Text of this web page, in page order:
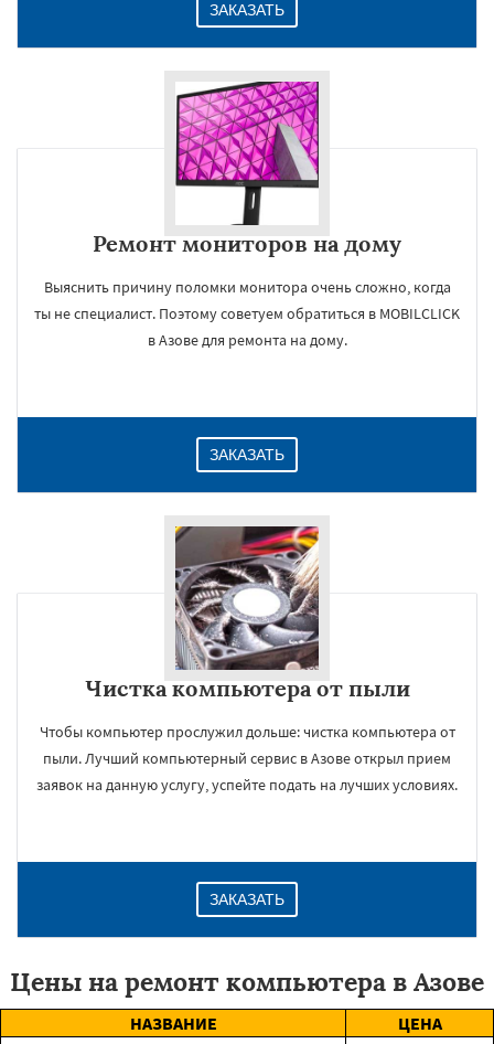
ЗАКАЗАТЬ
Ремонт мониторов на дому
Выяснить причину поломки монитора очень сложно, когда
ты не специалист. Поэтому советуем обратиться в MOBILCLICK
в Азове для ремонта на дому.
ЗАКАЗАТЬ
Чистка компьютера от пыли
Чтобы компьютер прослужил дольше: чистка компьютера от
пыли. Лучший компьютерный сервис в Азове открыл прием
заявок на данную услугу, успейте подать на лучших условиях.
ЗАКАЗАТЬ
Цены на ремонт компьютера в Азове
НАЗВАНИЕ
ЦЕНА